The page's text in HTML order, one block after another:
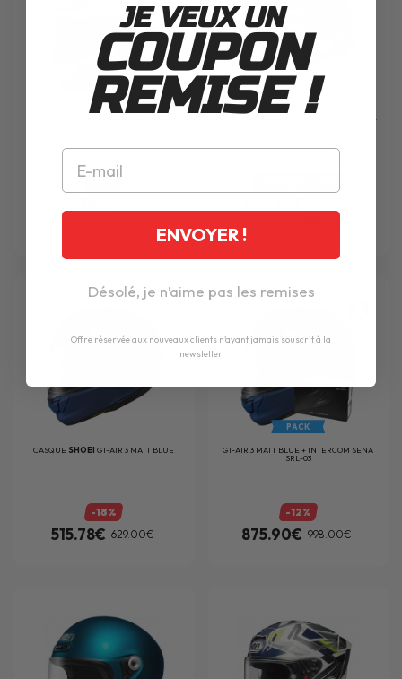
-18%
VFX-WR 06 JAMMER TC-
CASQUE SHOEIGT-AIR 3 MATT BLUE
-18%
515.78€ 629.00€
PACK
GT-AIR 3 MATT BLUE + INTERCOM SENA
SRL-03
-12%
875.90€ 998.00€
JE VEUX UN
COUPON
REMISE !
ENVOYER !
Désolé, je n’aime pas les remises
Offre réservée aux nouveaux clients n'ayant jamais souscrit à la
newsletter